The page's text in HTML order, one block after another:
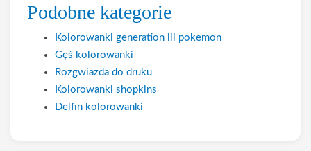
Podobne kategorie
Kolorowanki generation iii pokemon
Gęś kolorowanki
Rozgwiazda do druku
Kolorowanki shopkins
Delfin kolorowanki